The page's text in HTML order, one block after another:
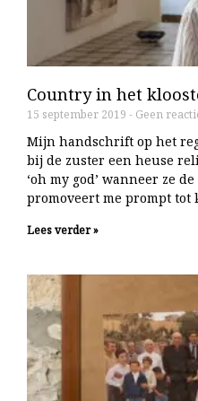
Country in het
15 september 2019 Geen
Mijn handschrift op het
bij de zuster een heuse
‘oh my god’ wanneer ze
promoveert me prompt tot
Lees verder »